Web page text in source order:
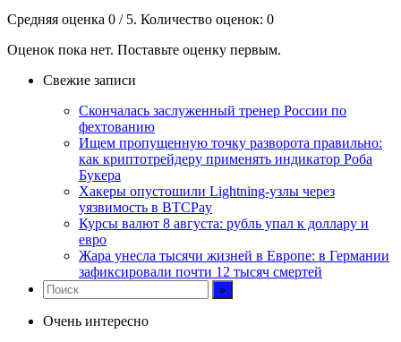
Средняя оценка 0 / 5. Количество оценок: 0
Оценок пока нет. Поставьте оценку первым.
Свежие записи
Скончалась заслуженный тренер России по
фехтованию
Ищем пропущенную точку разворота правильно:
как криптотрейдеру применять индикатор Роба
Букера
Хакеры опустошили Lightning-узлы через
уязвимость в BTCPay
Курсы валют 8 августа: рубль упал к доллару и
евро
Жара унесла тысячи жизней в Европе: в Германии
зафиксировали почти 12 тысяч смертей
Очень интересно